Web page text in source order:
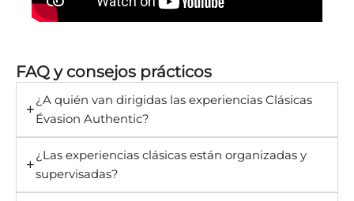
FAQ y consejos prácticos
¿A quién van dirigidas las experiencias Clásicas
Évasion Authentic?
¿Las experiencias clásicas están organizadas y
supervisadas?